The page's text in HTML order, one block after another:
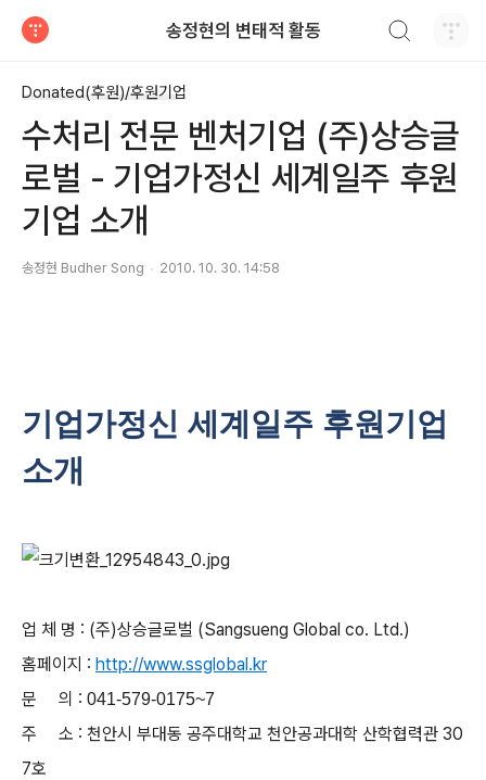
송정현의 변태적 활동
Donated(후원)/후원기업
수처리 전문 벤처기업 (주)상승글
로벌 - 기업가정신 세계일주 후원
기업 소개
송정현 Budher Song 2010. 10. 30. 14:58
기업가정신 세계일주 후원기업
소개
업 체 명 : (주)상승글로벌 (Sangsueng Global co. Ltd.)
홈페이지 : http://www.ssglobal.kr
문 의 : 041-579-0175~7
주 소 : 천안시 부대동 공주대학교 천안공과대학 산학협력관 30
7호